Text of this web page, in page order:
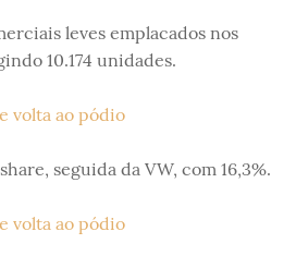
leves emplacados nos
10.174 unidades.
seguida da VW, com 16,3%.